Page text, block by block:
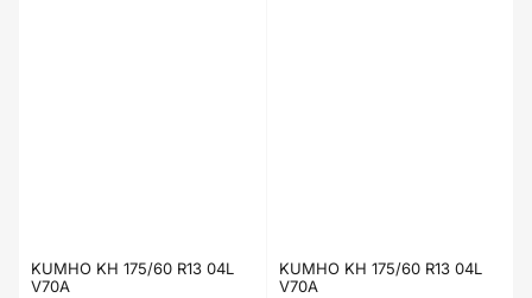
KUMHO KH 175/60 R13 04L
V70A
KUMHO KH 175/60 R13 04L
V70A